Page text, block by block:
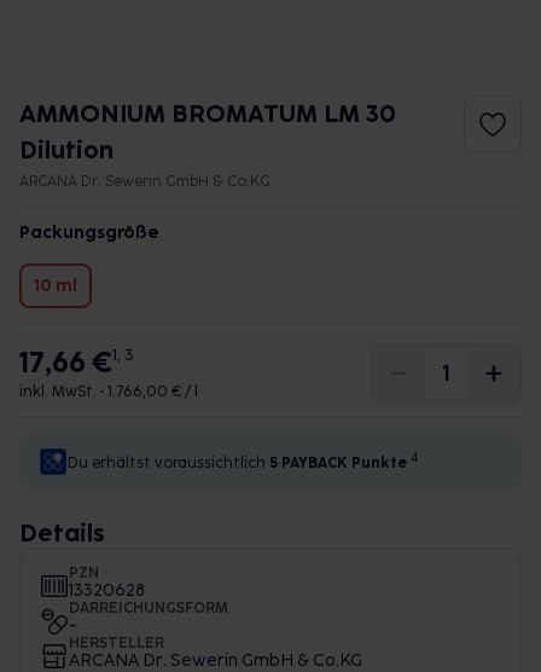
AMMONIUM BROMATUM LM 30
Dilution
ARCANA Dr. Sewerin GmbH & Co.KG
Packungsgröße
10 ml
17,66 €1, 3
inkl. MwSt. • 1.766,00 € / l
Du erhältst voraussichtlich 5 PAYBACK Punkte 4
Details
PZN
13320628
DARREICHUNGSFORM
-
HERSTELLER
ARCANA Dr. Sewerin GmbH & Co.KG